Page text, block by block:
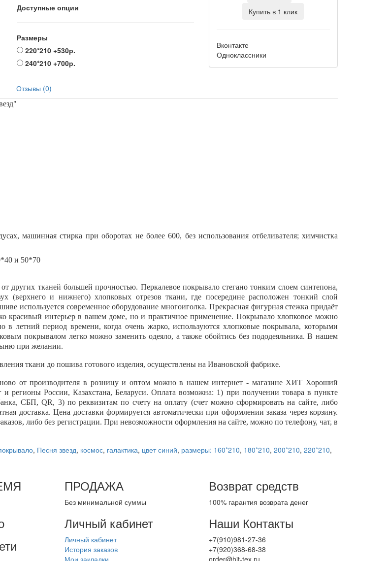
Доступные опции
Размеры
220*210 +530р.
240*210 +700р.
Купить в 1 клик
Вконтакте
Одноклассники
Отзывы (0)
машинная стирка при оборотах не более 600, без использования отбеливателя; химчистка
и 50*70
других тканей большей прочностью. Перкалевое покрывало стегано тонким слоем синтепона,
(верхнего и нижнего) хлопковых отрезов ткани, где посередине расположен тонкий слой
используется современное оборудование многоиголка. Прекрасная фигурная стежка придаёт
красивый интерьер в вашем доме, но и практичное применение. Покрывало хлопковое можно
в летний период времени, когда очень жарко, используются хлопковые покрывала, которыми
покрывалом легко можно заменить одеяло, а также обойтись без пододеяльника. В нашем
при желании.
ткани до пошива готового изделия, осуществлены на Ивановской фабрике.
от производителя в розницу и оптом можно в нашем интернет - магазине ХИТ Хороший
регионы России, Казахстана, Беларуси. Оплата возможна: 1) при получении товара в пункте
СБП,QR, 3) по реквизитам по счету на оплату (счет можно сформировать на сайте, либо
доставка. Цена доставки формируется автоматически при оформлении заказа через корзину.
либо без регистрации. При невозможности оформления на сайте, можно по телефону, чат, в
, Песня звезд, космос, галактика, цвет синий, размеры: 160*210, 180*210, 200*210, 220*210,
ПРОДАЖА
Без минимальной суммы
Возврат средств
100% гарантия возврата денег
Личный кабинет
Личный кабинет
История заказов
Мои закладки
Наши Контакты
+7(910)981-27-36
+7(920)368-68-38
order@hit-tex.ru